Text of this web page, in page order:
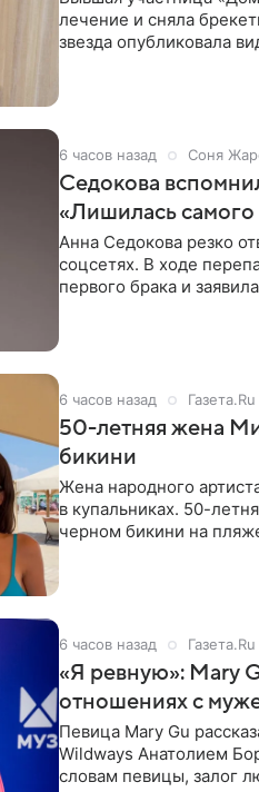
лечение и сняла
звезда опубликовала
6 часов назад Соня
Седокова
«Лишилась
Анна Седокова резко
соцсетях. В ходе
первого брака и
6 часов назад Газета.Ru
50-летняя жена
бикини
Жена народного
в купальниках. 50-
черном бикини на
6 часов назад Газета.Ru
«Я ревную»: Mary
отношениях с
Певица Mary Gu
Wildways Анатолием
словам певицы, залог